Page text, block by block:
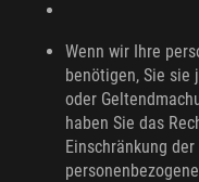
Wenn wir Ihre
benötigen, Sie sie
oder
haben Sie das
Einschränkung